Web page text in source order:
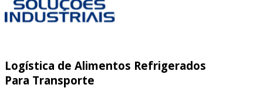
Logística de Alimentos Refrigerados
Para Transporte